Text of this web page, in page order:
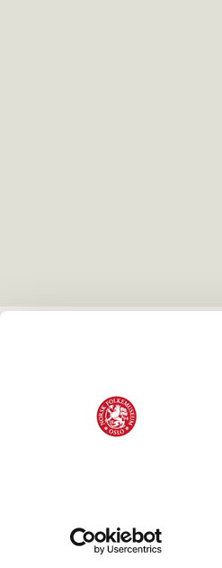
(+47) 22123700
post@norskfolkemuseum.no